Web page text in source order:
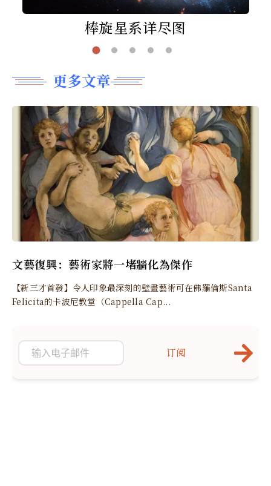
棒旋星系详尽图
更多文章
文藝復興：藝術家將一堵牆化為傑作
【新三才首發】令人印象最深刻的壁畫藝術可在佛羅倫斯Santa
Felicita的卡波尼教堂（Cappella Cap...
订阅